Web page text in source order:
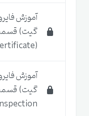
(Certificate)